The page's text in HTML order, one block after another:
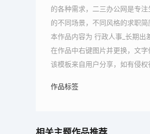
的各种需求，二三办公网是专
的不同场景，不同风格的求职简
本作品内容为 行政人事_长期
在作品中右键图片并更换，文
该模板来自用户分享，如有侵权
作品标签